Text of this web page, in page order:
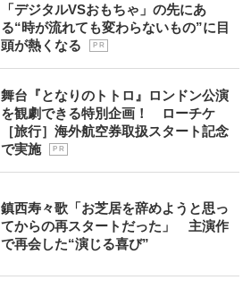
「デジタルVSおもちゃ」の先にあ
る“時が流れても変わらないもの”に目
頭が熱くなる
P R
舞台『となりのトトロ』ロンドン公演
を観劇できる特別企画！ ローチケ
［旅行］海外航空券取扱スタート記念
で実施
P R
鎮西寿々歌「お芝居を辞めようと思っ
てからの再スタートだった」 主演作
で再会した“演じる喜び”